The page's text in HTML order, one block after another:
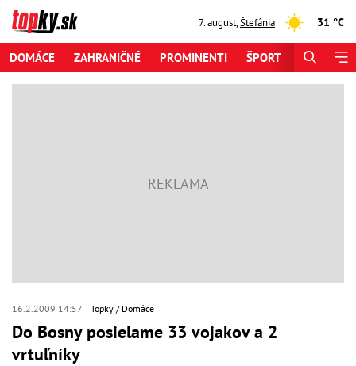
7. august,Štefánia 31 °C
DOMÁCE ZAHRANIČNÉ PROMINENTI ŠPORT
16.2.2009 14:57 Topky Domáce
Do Bosny posielame 33 vojakov a 2
vrtuľníky